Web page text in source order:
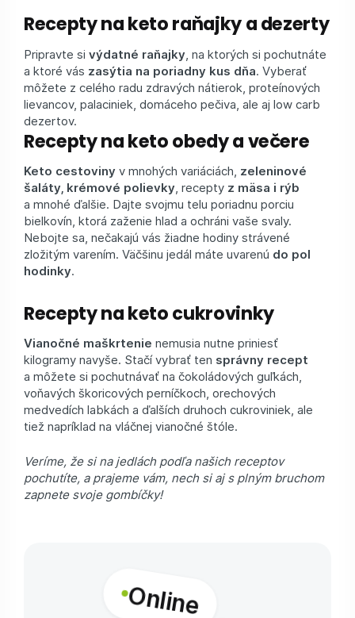
Recepty na keto raňajky a dezerty
Pripravte si výdatné raňajky , na ktorých si pochutnáte
a ktoré vás zasýtia na poriadny kus dňa. Vyberať
môžete z celého radu zdravých nátierok, proteínových
lievancov, palaciniek, domáceho pečiva, ale aj low carb
dezertov.
Recepty na keto obedy a večere
Keto cestoviny v mnohých variáciách, zeleninové
šaláty, krémové polievky , recepty z mäsa i rýb
a mnohé ďalšie. Dajte svojmu telu poriadnu porciu
bielkovín, ktorá zaženie hlad a ochráni vaše svaly.
Nebojte sa, nečakajú vás žiadne hodiny strávené
zložitým varením. Väčšinu jedál máte uvarenú do pol
hodinky.
Recepty na keto cukrovinky
Vianočné maškrtenie nemusia nutne priniesť
kilogramy navyše. Stačí vybrať ten správny recept
a môžete si pochutnávať na čokoládových guľkách,
voňavých škoricových perníčkoch, orechových
medvedích labkách a ďalších druhoch cukroviniek, ale
tiež napríklad na vláčnej vianočné štóle.
Veríme, že si na jedlách podľa našich receptov
pochutíte, a prajeme vám, nech si aj s plným bruchom
zapnete svoje gombíčky!
Online